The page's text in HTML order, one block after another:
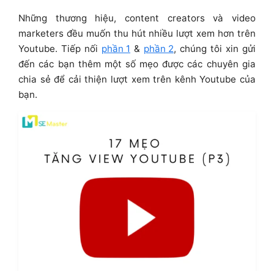
Những thương hiệu, content creators và video
marketers đều muốn thu hút nhiều lượt xem hơn trên
Youtube. Tiếp nối phần 1 & phần 2, chúng tôi xin gửi
đến các bạn thêm một số mẹo được các chuyên gia
chia sẻ để cải thiện lượt xem trên kênh Youtube của
bạn.